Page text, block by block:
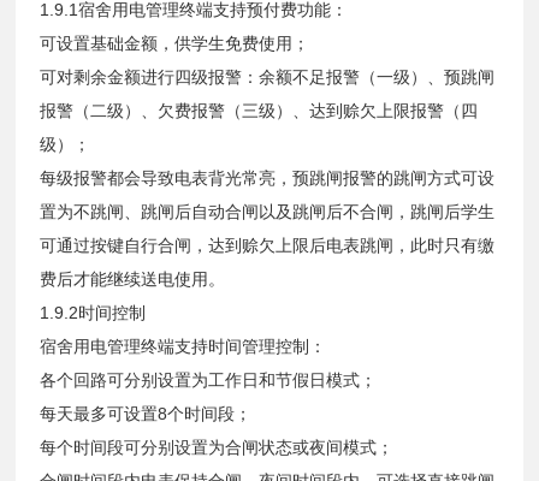
1.9.1宿舍用电管理终端支持预付费功能：
可设置基础金额，供学生免费使用；
可对剩余金额进行四级报警：余额不足报警（一级）、预跳闸
报警（二级）、欠费报警（三级）、达到赊欠上限报警（四
级）；
每级报警都会导致电表背光常亮，预跳闸报警的跳闸方式可设
置为不跳闸、跳闸后自动合闸以及跳闸后不合闸，跳闸后学生
可通过按键自行合闸，达到赊欠上限后电表跳闸，此时只有缴
费后才能继续送电使用。
1.9.2时间控制
宿舍用电管理终端支持时间管理控制：
各个回路可分别设置为工作日和节假日模式；
每天最多可设置8个时间段；
每个时间段可分别设置为合闸状态或夜间模式；